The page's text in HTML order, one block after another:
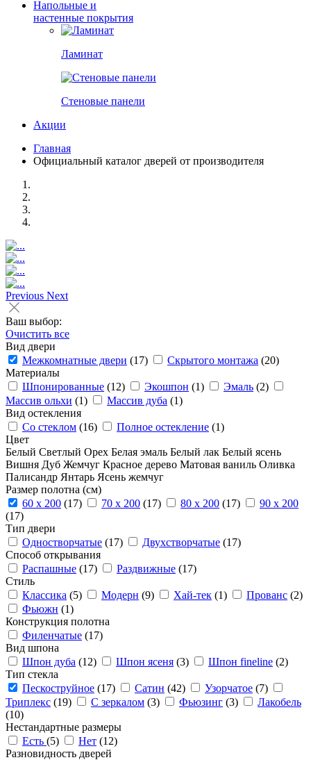
Напольные и
настенные покрытия
Ламинат
Стеновые панели
Акции
Главная
Официальный каталог дверей от производителя
Previous Next
Ваш выбор:
Очистить все
Вид двери
Межкомнатные двери (17) Скрытого монтажа (20)
Материалы
Шпонированные (12) Экошпон (1) Эмаль (2)
Массив ольхи (1) Массив дуба (1)
Вид остекления
Со стеклом (16) Полное остекление (1)
Цвет
Белый Светлый Орех Белая эмаль Белый лак Белый ясень
Вишня Дуб Жемчуг Красное дерево Матовая ваниль Оливка
Палисандр Янтарь Ясень жемчуг
Размер полотна (см)
60 x 200 (17) 70 x 200 (17) 80 x 200 (17)
90 x 200
(17)
Тип двери
Одностворчатые (17) Двухстворчатые (17)
Способ открывания
Распашные (17) Раздвижные (17)
Стиль
Классика (5) Модерн (9) Хай-тек (1) Прованс (2)
Фьюжн (1)
Конструкция полотна
Филенчатые (17)
Вид шпона
Шпон дуба (12) Шпон ясеня (3) Шпон fineline (2)
Тип стекла
Пескоструйное (17) Сатин (42) Узорчатое (7)
Триплекс (19) С зеркалом (3) Фьюзинг (3)
Лакобель
(10)
Нестандартные размеры
Есть (5) Нет (12)
Разновидность дверей